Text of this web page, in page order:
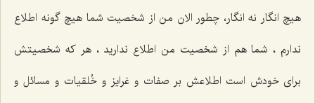
هیچ انگار نه انگار، چطور الان من از شخصیت شما هیچ گونه اطلاع
ندارم ، شما هم از شخصیت من اطلاع ندارید ، هر که شخصیتش
برای خودش است اطلاعش بر صفات و غرایز و خُلقیات و مسائل و